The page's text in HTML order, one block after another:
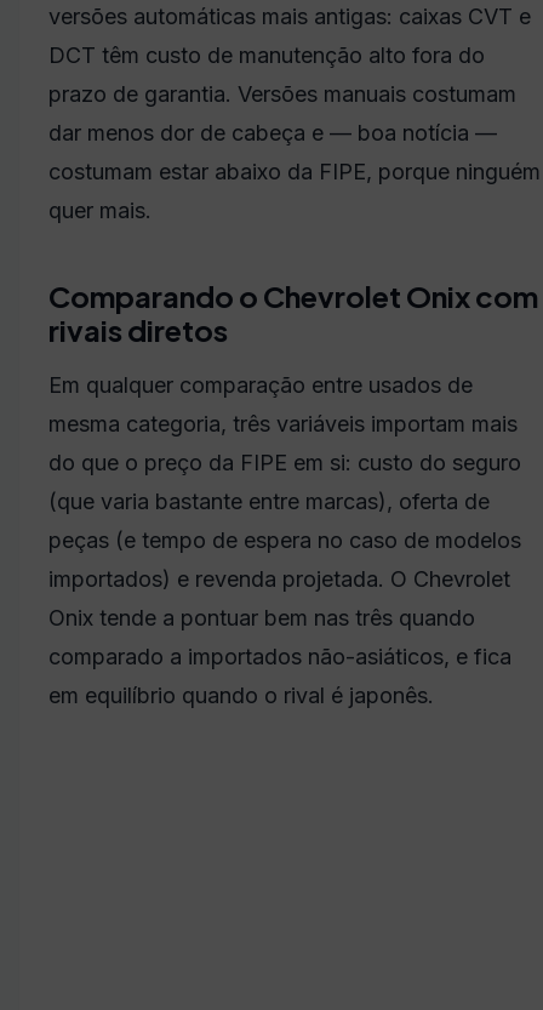
versões automáticas mais antigas: caixas CVT e
DCT têm custo de manutenção alto fora do
prazo de garantia. Versões manuais costumam
dar menos dor de cabeça e — boa notícia —
costumam estar abaixo da FIPE, porque ninguém
quer mais.
Comparando o Chevrolet Onix com
rivais diretos
Em qualquer comparação entre usados de
mesma categoria, três variáveis importam mais
do que o preço da FIPE em si: custo do seguro
(que varia bastante entre marcas), oferta de
peças (e tempo de espera no caso de modelos
importados) e revenda projetada. O Chevrolet
Onix tende a pontuar bem nas três quando
comparado a importados não-asiáticos, e fica
em equilíbrio quando o rival é japonês.